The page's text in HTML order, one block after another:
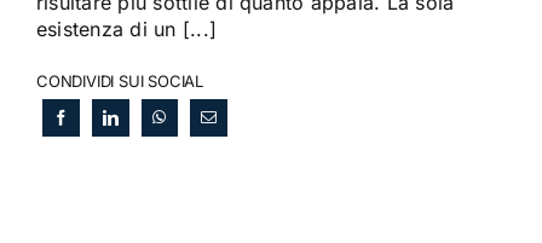
esistenza di un [...]
CONDIVIDI SUI SOCIAL